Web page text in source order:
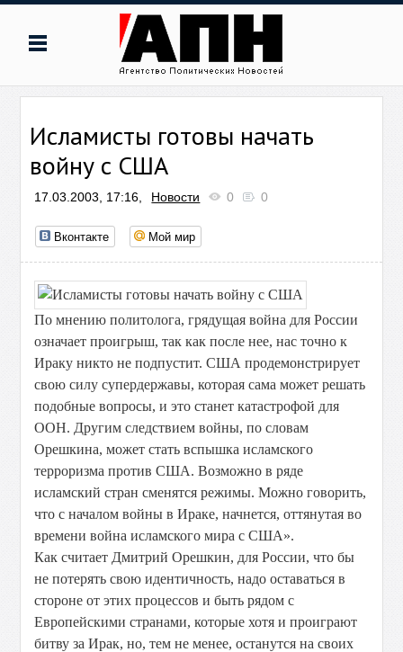
Исламисты готовы начать
войну с США
17.03.2003, 17:16, Новости 0 0
Вконтакте Мой мир
По мнению политолога, грядущая война для России
означает проигрыш, так как после нее, нас точно к
Ираку никто не подпустит. США продемонстрирует
свою силу супердержавы, которая сама может решать
подобные вопросы, и это станет катастрофой для
ООН. Другим следствием войны, по словам
Орешкина, может стать вспышка исламского
терроризма против США. Возможно в ряде
исламский стран сменятся режимы. Можно говорить,
что с началом войны в Ираке, начнется, оттянутая во
времени война исламского мира с США».
Как считает Дмитрий Орешкин, для России, что бы
не потерять свою идентичность, надо оставаться в
стороне от этих процессов и быть рядом с
Европейскими странами, которые хотя и проиграют
битву за Ирак, но, тем не менее, останутся на своих